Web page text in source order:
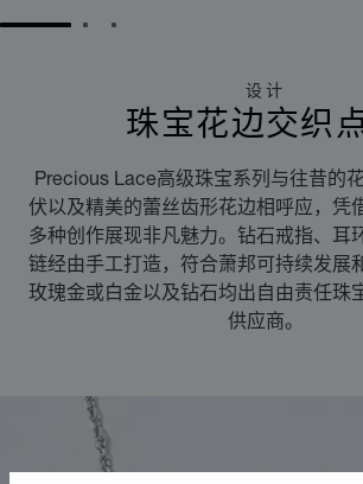
GO TO SLIDE 1GO TO SLIDE 2
GO TO SLIDE 3
设计
珠宝花边交织
Precious Lace高级珠宝系列与往昔的
伏以及精美的蕾丝齿形花边相呼应，凭
多种创作展现非凡魅力。钻石戒指、耳
链经由手工打造，符合萧邦可持续发展
玫瑰金或白金以及钻石均出自由责任珠
供应商。